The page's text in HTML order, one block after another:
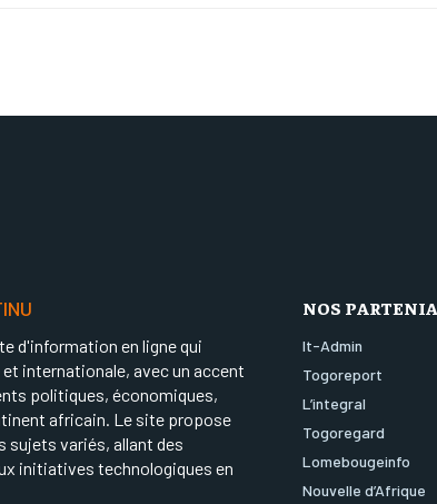
d'information en ligne qui
internationale, avec un accent
politiques, économiques,
africain. Le site propose
sujets variés, allant des
initiatives technologiques en
NOS
It-Admin
Togoreport
L’integral
Togoregard
Lomebougeinfo
Nouvelle d’Afrique